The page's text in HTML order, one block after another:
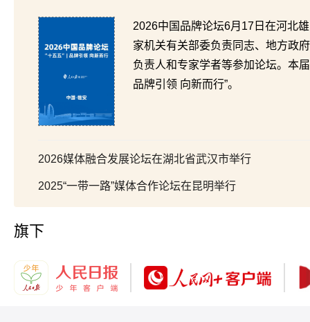
2026中国品牌论坛6月17日在河北
家机关有关部委负责同志、地方政
负责人和专家学者等参加论坛。本届
品牌引领 向新而行”。
2026媒体融合发展论坛在湖北省武汉市举行
2025“一带一路”媒体合作论坛在昆明举行
旗下